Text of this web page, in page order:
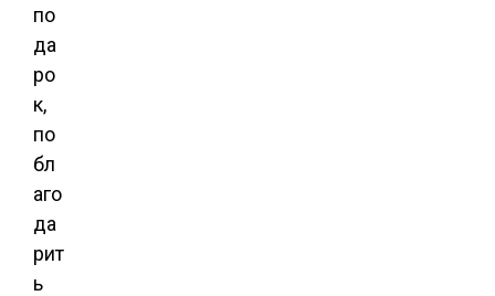
по
да
ро
к,
по
бл
аго
да
рит
ь